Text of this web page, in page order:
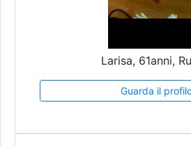
Larisa, 61anni,
Guarda il